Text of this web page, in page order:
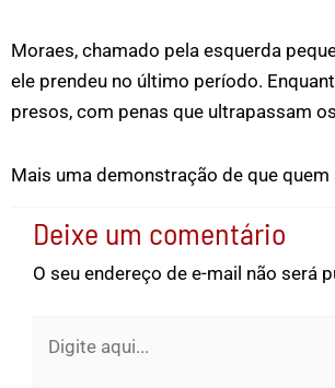
Moraes, chamado pela esquerda
ele prendeu no último período.
presos, com penas que ultrapassam
Mais uma demonstração de que
Deixe um comentário
O seu endereço de e-mail não será
aqui...